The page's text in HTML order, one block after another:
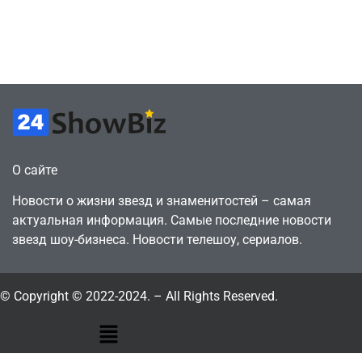
О сайте
Новости о жизни звезд и знаменитостей – самая
актуальная информация. Самые последние новости
звезд шоу-бизнеса. Новости телешоу, сериалов.
© Copyright © 2022-2024. – All Rights Reserved.